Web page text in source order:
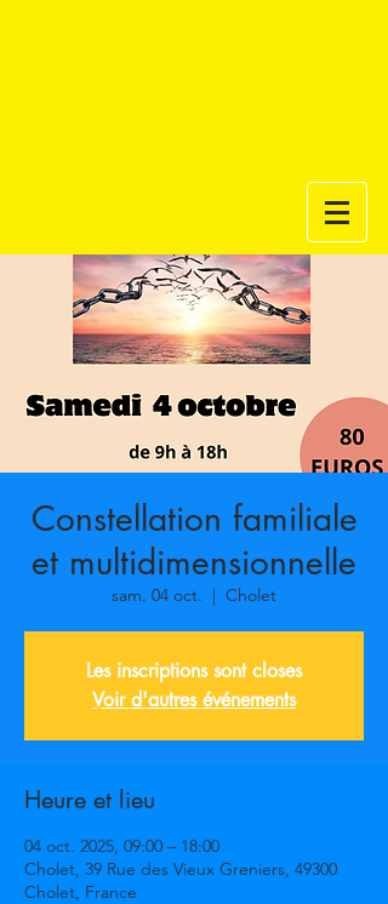
Constellation familiale
et multidimensionnelle
sam. 04 oct.
  |
Cholet
Les inscriptions sont closes
Voir d'autres événements
Heure et lieu
04 oct. 2025, 09:00 – 18:00
Cholet, 39 Rue des Vieux Greniers, 49300
Cholet, France